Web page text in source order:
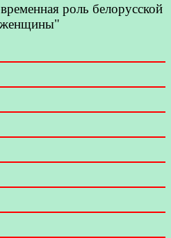
роль белорусской
женщины"